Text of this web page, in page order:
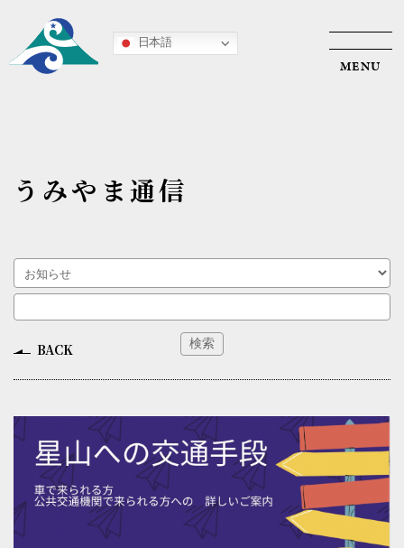
日本語
うみやま葉山について
アウトドア・エデュケーション
SynQ Forest 〜対話と共創の森〜
入会案内
イベント
うみやま通信
アクセス
お問い合わせ
うみやま通信
BACK